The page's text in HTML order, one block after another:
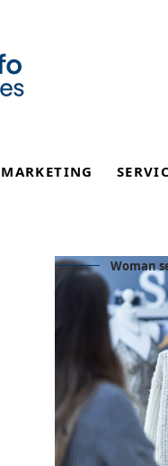
MARKETING
Woman